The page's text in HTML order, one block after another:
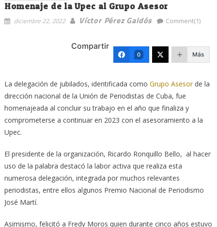
Homenaje de la Upec al Grupo Asesor
diciembre 22, 2022 Víctor Pérez Galdós Comment(1)
Compartir
0 Más
La delegación de jubilados, identificada como Grupo Asesorde la
dirección nacional de la Unión de Periodistas de Cuba, fue
homenajeada al concluir su trabajo en el año que finaliza y
comprometerse a continuar en 2023 con el asesoramiento a la
Upec.
El presidente de la organización, Ricardo Ronquillo Bello, al hacer
uso de la palabra destacó la labor activa que realiza esta
numerosa delegación, integrada por muchos relevantes
periodistas, entre ellos algunos Premio Nacional de Periodismo
José Martí.
Asimismo, felicitó a Fredy Moros quien durante cinco años estuvo